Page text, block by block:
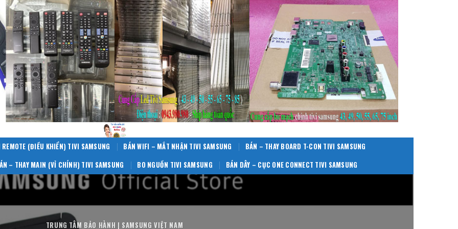
REMOTE (ĐIỀU KHIỂN) TIVI SAMSUNG BÁN WIFI – MẮT NHẬN TIVI SAMSUNG
BÁN – THAY BOARD T-CON TIVI SAMSUNG
– THAY MAIN (VỈ CHÍNH) TIVI SAMSUNG BO NGUỒN TIVI SAMSUNG BÁN DÂY – CỤC ONE CONNECT TIVI SAMSUNG
TRUNG TÂM BẢO HÀNH | SAMSUNG VIỆT NAM